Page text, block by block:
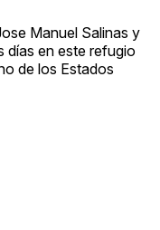
Manuel Salinas y
días en este refugio
de los Estados